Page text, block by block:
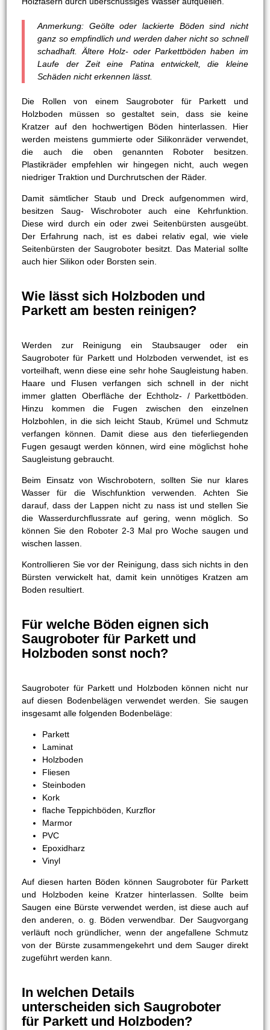
Anmerkung: Geölte oder lackierte Böden sind nicht
ganz so empfindlich und werden daher nicht so schnell
schadhaft. Ältere Holz- oder Parkettböden haben im
Laufe der Zeit eine Patina entwickelt, die kleine
Schäden nicht erkennen lässt.
Die Rollen von einem Saugroboter für Parkett und
Holzboden müssen so gestaltet sein, dass sie keine
Kratzer auf den hochwertigen Böden hinterlassen. Hier
werden meistens gummierte oder Silikonräder verwendet,
die auch die oben genannten Roboter besitzen.
Plastikräder empfehlen wir hingegen nicht, auch wegen
niedriger Traktion und Durchrutschen der Räder.
Damit sämtlicher Staub und Dreck aufgenommen wird,
besitzen Saug- Wischroboter auch eine Kehrfunktion.
Diese wird durch ein oder zwei Seitenbürsten ausgeübt.
Der Erfahrung nach, ist es dabei relativ egal, wie viele
Seitenbürsten der Saugroboter besitzt. Das Material sollte
auch hier Silikon oder Borsten sein.
Wie lässt sich Holzboden und
Parkett am besten reinigen?
Werden zur Reinigung ein Staubsauger oder ein
Saugroboter für Parkett und Holzboden verwendet, ist es
vorteilhaft, wenn diese eine sehr hohe Saugleistung haben.
Haare und Flusen verfangen sich schnell in der nicht
immer glatten Oberfläche der Echtholz- / Parkettböden.
Hinzu kommen die Fugen zwischen den einzelnen
Holzbohlen, in die sich leicht Staub, Krümel und Schmutz
verfangen können. Damit diese aus den tieferliegenden
Fugen gesaugt werden können, wird eine möglichst hohe
Saugleistung gebraucht.
Beim Einsatz von Wischrobotern, sollten Sie nur klares
Wasser für die Wischfunktion verwenden. Achten Sie
darauf, dass der Lappen nicht zu nass ist und stellen Sie
die Wasserdurchflussrate auf gering, wenn möglich. So
können Sie den Roboter 2-3 Mal pro Woche saugen und
wischen lassen.
Kontrollieren Sie vor der Reinigung, dass sich nichts in den
Bürsten verwickelt hat, damit kein unnötiges Kratzen am
Boden resultiert.
Für welche Böden eignen sich
Saugroboter für Parkett und
Holzboden sonst noch?
Saugroboter für Parkett und Holzboden können nicht nur
auf diesen Bodenbelägen verwendet werden. Sie saugen
insgesamt alle folgenden Bodenbeläge:
Parkett
Laminat
Holzboden
Fliesen
Steinboden
Kork
flache Teppichböden, Kurzflor
Marmor
PVC
Epoxidharz
Vinyl
Auf diesen harten Böden können Saugroboter für Parkett
und Holzboden keine Kratzer hinterlassen. Sollte beim
Saugen eine Bürste verwendet werden, ist diese auch auf
den anderen, o. g. Böden verwendbar. Der Saugvorgang
verläuft noch gründlicher, wenn der angefallene Schmutz
von der Bürste zusammengekehrt und dem Sauger direkt
zugeführt werden kann.
In welchen Details
unterscheiden sich Saugroboter
für Parkett und Holzboden?